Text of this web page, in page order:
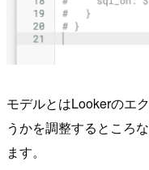
モデルとはLookerのエ
うかを調整するところ
ます。